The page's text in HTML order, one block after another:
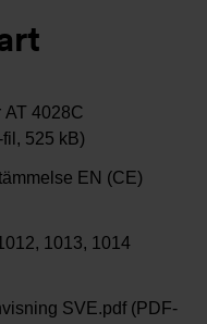
AT 4028C
525 kB)
EN (CE)
1013, 1014
SVE.pdf (PDF-